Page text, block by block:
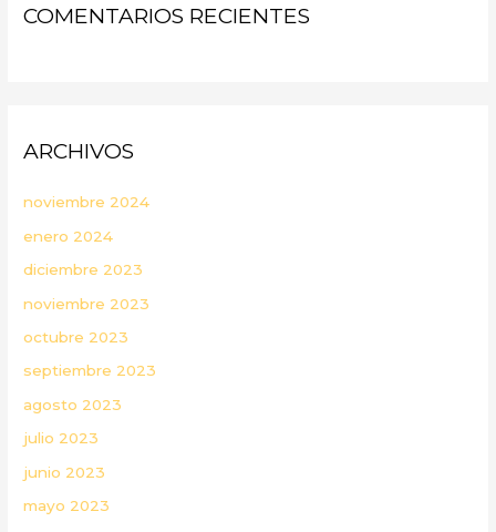
COMENTARIOS RECIENTES
ARCHIVOS
noviembre 2024
enero 2024
diciembre 2023
noviembre 2023
octubre 2023
septiembre 2023
agosto 2023
julio 2023
junio 2023
mayo 2023